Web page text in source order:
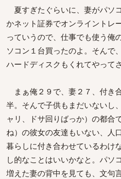
夏すぎたぐらいに、妻がパソ
かネット証券でオンライントレ
っていうので、仕事でも使う俺
ソコン１台買ったのよ。そんで
ハードディスクもくれてやってさ
まぁ俺２９で、妻２７、付き
半。そんで子供もまだいないし
ャリ、ドサ回りばっか）の都合
ね）の彼女の友達もいない、人
暮らしに付き合わせているわけ
し的なことはいいかなと。パソ
増えた妻の背中を見ても、文句